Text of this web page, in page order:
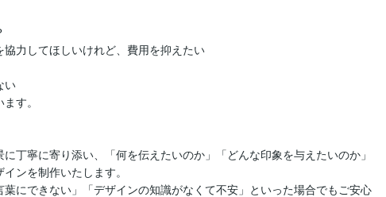
協力してほしいけれど、費用を抑えたい
い
す。
丁寧に寄り添い、「何を伝えたいのか」「どんな印象を与えたいのか」
ンを制作いたします。
葉にできない」「デザインの知識がなくて不安」といった場合でもご安心